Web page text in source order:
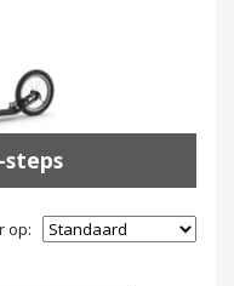
steps
op: